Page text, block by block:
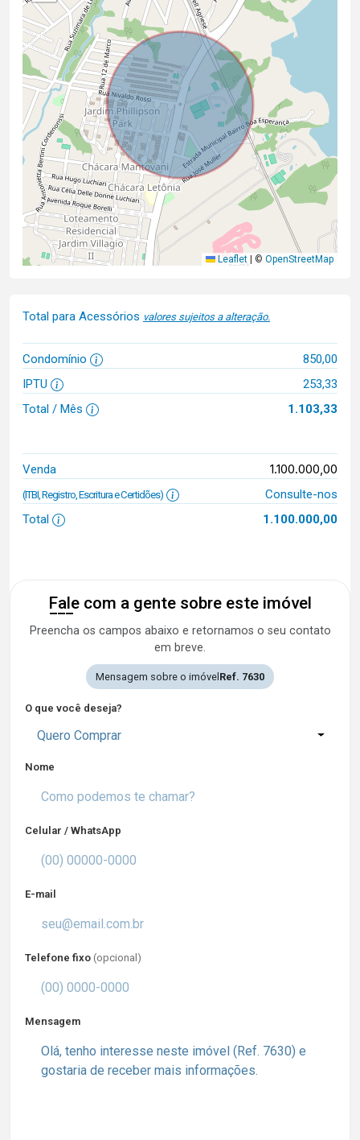
Leaflet | © OpenStreetMap
Total para Acessórios valores sujeitos a alteração.
Condomínio
850,00
IPTU
253,33
Total / Mês
1.103,33
Venda 1.100.000,00
(ITBI, Registro, Escritura e Certidões)
Consulte-nos
Total
1.100.000,00
Fale com a gente sobre este imóvel
Preencha os campos abaixo e retornamos o seu contato
em breve.
Mensagem sobre o imóvelRef. 7630
O que você deseja?
Quero Comprar
Nome
Celular / WhatsApp
E-mail
Telefone fixo (opcional)
Mensagem